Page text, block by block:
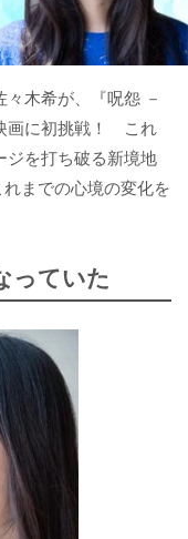
木希が、『呪怨 －
画に初挑戦！ これ
ジを打ち破る新境地
までの心境の変化を
っていた